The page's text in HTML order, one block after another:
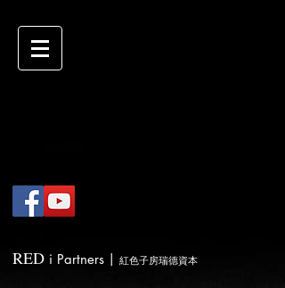
RED i Partners | 紅色子房瑞德資本